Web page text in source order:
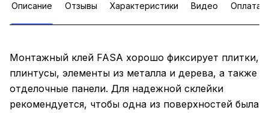
Описание Отзывы Характеристики Видео Оплата
Монтажный клей FASA хорошо фиксирует плитки,
плинтусы, элементы из металла и дерева, а также
отделочные панели. Для надежной склейки
рекомендуется, чтобы одна из поверхностей была